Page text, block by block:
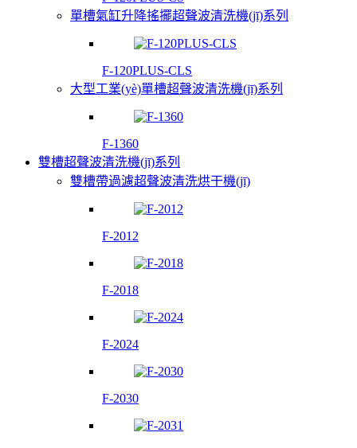
單槽氣缸升降搖擺超聲波清洗機(jī)系列
F-120PLUS-CLS
大型工業(yè)單槽超聲波清洗機(jī)系列
F-1360
雙槽超聲波清洗機(jī)系列
雙槽帶過濾超聲波清洗烘干機(jī)
F-2012
F-2018
F-2024
F-2030